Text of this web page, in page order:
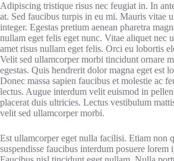
Adipiscing tristique risus nec feugiat in. In
at. Sed faucibus turpis in eu mi. Mauris vitae
integer. Egestas pretium aenean pharetra
nullam eget felis eget nunc. Vitae aliquet nec
amet risus nullam eget felis. Orci eu lobortis
Velit sed ullamcorper morbi tincidunt ornare
egestas. Quis hendrerit dolor magna eget est
Donec massa sapien faucibus et molestie ac
lectus. Augue interdum velit euismod in
placerat duis ultricies. Lectus vestibulum
velit sed ullamcorper morbi.
Est ullamcorper eget nulla facilisi. Etiam non
suspendisse faucibus interdum posuere lorem